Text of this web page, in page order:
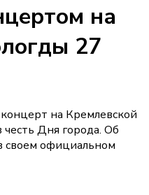
на
27
на Кремлевской
Дня города. Об
своем официальном